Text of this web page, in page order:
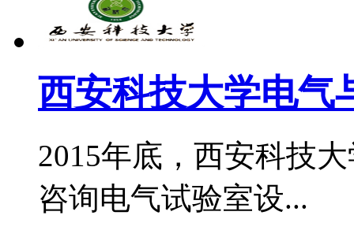
西安科技大学电气
2015年底，西安科技
咨询电气试验室设...